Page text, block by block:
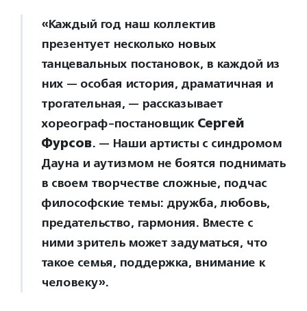
«Каждый год наш коллектив
презентует несколько новых
танцевальных постановок, в каждой из
них — особая история, драматичная и
трогательная, — рассказывает
хореограф-постановщик Сергей
Фурсов. — Наши артисты с синдромом
Дауна и аутизмом не боятся поднимать
в своем творчестве сложные, подчас
философские темы: дружба, любовь,
предательство, гармония. Вместе с
ними зритель может задуматься, что
такое семья, поддержка, внимание к
человеку».